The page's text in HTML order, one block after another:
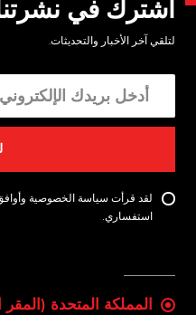
اشترك في نشرتنا
لتلقي آخر الأخبار والتحديثات.
لقد قرأت سياسة الخصوصية
استفساري.
المملكة المتحدة